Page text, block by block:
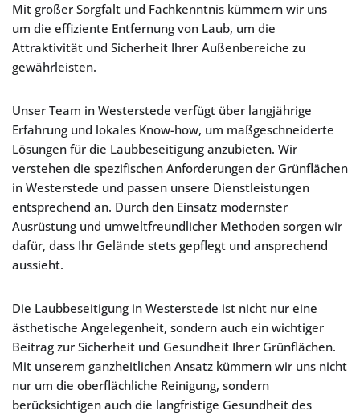
Mit großer Sorgfalt und Fachkenntnis kümmern wir uns
um die effiziente Entfernung von Laub, um die
Attraktivität und Sicherheit Ihrer Außenbereiche zu
gewährleisten.
Unser Team in Westerstede verfügt über langjährige
Erfahrung und lokales Know-how, um maßgeschneiderte
Lösungen für die Laubbeseitigung anzubieten. Wir
verstehen die spezifischen Anforderungen der Grünflächen
in Westerstede und passen unsere Dienstleistungen
entsprechend an. Durch den Einsatz modernster
Ausrüstung und umweltfreundlicher Methoden sorgen wir
dafür, dass Ihr Gelände stets gepflegt und ansprechend
aussieht.
Die Laubbeseitigung in Westerstede ist nicht nur eine
ästhetische Angelegenheit, sondern auch ein wichtiger
Beitrag zur Sicherheit und Gesundheit Ihrer Grünflächen.
Mit unserem ganzheitlichen Ansatz kümmern wir uns nicht
nur um die oberflächliche Reinigung, sondern
berücksichtigen auch die langfristige Gesundheit des